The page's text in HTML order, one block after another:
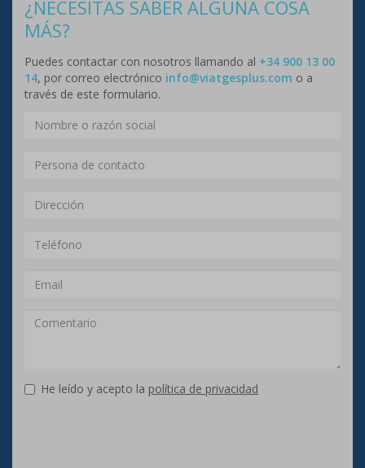
¿NECESITAS SABER ALGUNA COSA
MÁS?
Puedes contactar con nosotros llamando al +34 900 13 00
14, por correo electrónico info@viatgesplus.com o a
través de este formulario.
He leído y acepto la política de privacidad